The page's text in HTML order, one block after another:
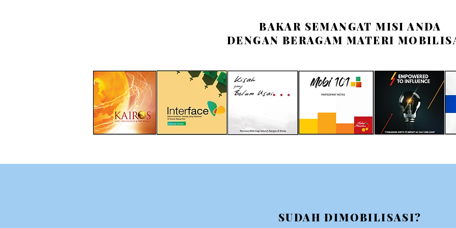
BAKAR SEMANGAT MISI ANDA
DENGAN BERAGAM MATERI
SUDAH DIMOBILISASI?